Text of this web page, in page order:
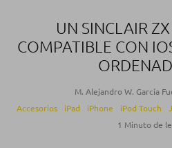
UN SINCLAIR
COMPATIBLE CON
M. Alejandro W. García
Accesorios
iPad iPhone iPod Touch
1 Minuto de